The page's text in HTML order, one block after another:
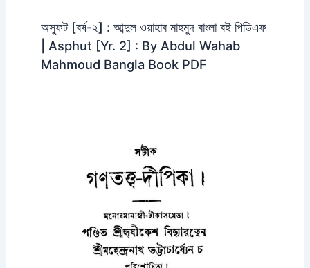
অস্ফুট [বর্ষ-২] : আব্দুল ওয়াহাব মাহমুদ বাংলা বই পিডিএফ
| Asphut [Yr. 2] : By Abdul Wahab
Mahmoud Bangla Book PDF